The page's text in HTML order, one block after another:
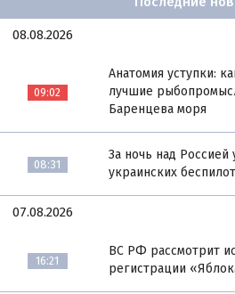
08.08.2026
09:02
Анатомия уступки:
лучшие
Баренцева моря
08:31
За ночь над Россией
украинских
07.08.2026
16:21
ВС РФ рассмотрит
регистрации